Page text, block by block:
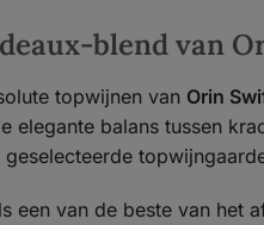
blend van
topwijnen van Orin
elegante balans tussen
een van de beste van het